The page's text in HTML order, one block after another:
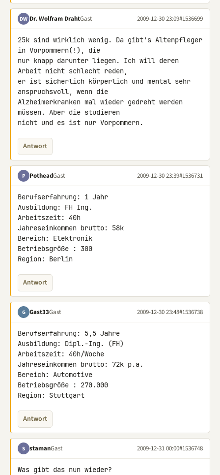
DW Dr. Wolfram DrahtGast 2009-12-30 23:09#1536699
25k sind wirklich wenig. Da gibt's Altenpfleger
in Vorpommern(!), die
nur knapp darunter liegen. Ich will deren
Arbeit nicht schlecht reden,
er ist sicherlich körperlich und mental sehr
anspruchsvoll, wenn die
Alzheimerkranken mal wieder gedreht werden
müssen. Aber die studieren
nicht und es ist nur Vorpommern.
Antwort
P PotheadGast 2009-12-30 23:39#1536731
Berufserfahrung: 1 Jahr
Ausbildung: FH Ing.
Arbeitszeit: 40h
Jahreseinkommen brutto: 58k
Bereich: Elektronik
Betriebsgröße : 300
Region: Berlin
Antwort
G Gast33Gast 2009-12-30 23:48#1536738
Berufserfahrung: 5,5 Jahre
Ausbildung: Dipl.-Ing. (FH)
Arbeitszeit: 40h/Woche
Jahreseinkommen brutto: 72k p.a.
Bereich: Automotive
Betriebsgröße : 270.000
Region: Stuttgart
Antwort
S stamanGast 2009-12-31 00:00#1536748
Was gibt das nun wieder?